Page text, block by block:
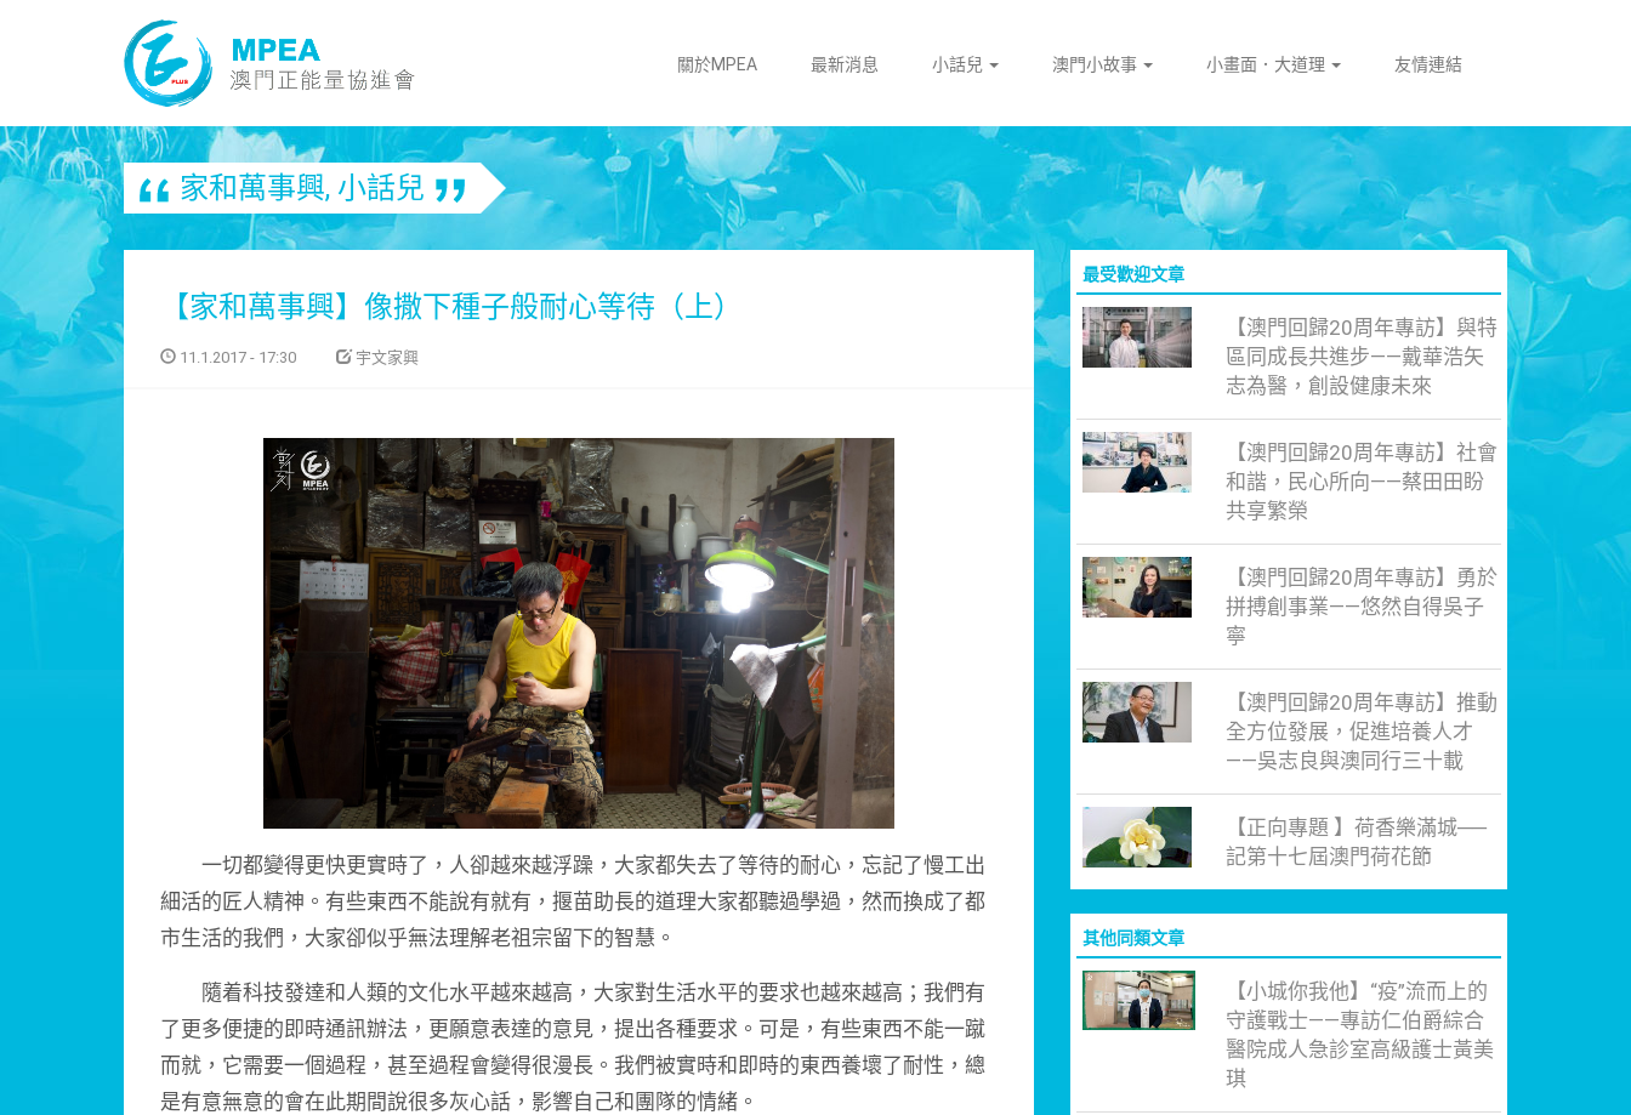
關於MPEA 最新消息 小話兒 澳門小故事 小畫面．大道理 友情連結
家和萬事興, 小話兒
【家和萬事興】像撒下種子般耐心等待（上）
11.1.2017 - 17:30 宇文家興
一切都變得更快更實時了，人卻越來越浮躁，大家都失去了等待的耐心，忘記了慢工出
細活的匠人精神。有些東西不能說有就有，揠苗助長的道理大家都聽過學過，然而換成了都
市生活的我們，大家卻似乎無法理解老祖宗留下的智慧。
隨着科技發達和人類的文化水平越來越高，大家對生活水平的要求也越來越高；我們有
了更多便捷的即時通訊辦法，更願意表達的意見，提出各種要求。可是，有些東西不能一蹴
而就，它需要一個過程，甚至過程會變得很漫長。我們被實時和即時的東西養壞了耐性，總
是有意無意的會在此期間說很多灰心話，影響自己和團隊的情緒。
最受歡迎文章
【澳門回歸20周年專訪】與特
區同成長共進步——戴華浩矢
志為醫，創設健康未來
【澳門回歸20周年專訪】社會
和諧，民心所向——蔡田田盼
共享繁榮
【澳門回歸20周年專訪】勇於
拼搏創事業——悠然自得吳子
寧
【澳門回歸20周年專訪】推動
全方位發展，促進培養人才
——吳志良與澳同行三十載
【正向專題 】荷香樂滿城──
記第十七屆澳門荷花節
其他同類文章
【小城你我他】“疫”流而上的
守護戰士——專訪仁伯爵綜合
醫院成人急診室高級護士黃美
琪